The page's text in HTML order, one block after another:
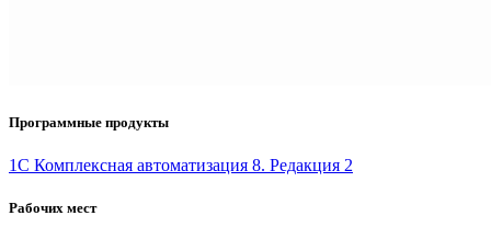
Программные продукты
1С Комплексная автоматизация 8. Редакция 2
Рабочих мест